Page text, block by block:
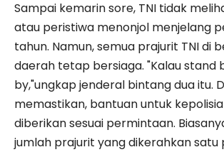
Sampai kemarin sore, TNI tidak
atau peristiwa menonjol menjelang
tahun. Namun, semua prajurit TNI di
daerah tetap bersiaga. "Kalau stand
by,"ungkap jenderal bintang dua itu.
memastikan, bantuan untuk
diberikan sesuai permintaan.
jumlah prajurit yang dikerahkan satu